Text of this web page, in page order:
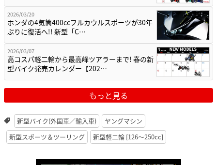
2026/03/20
ホンダの4気筒400ccフルカウルスポーツが30年
ぶりに復活へ!! 新型「C…
2026/03/07
高コスパ軽二輪から最高峰ツアラーまで! 春の新
型バイク発売カレンダー【202…
もっと見る
新型バイク(外国車／輸入車)
ヤングマシン
新型スポーツ＆ツーリング
新型軽二輪 [126〜250cc]